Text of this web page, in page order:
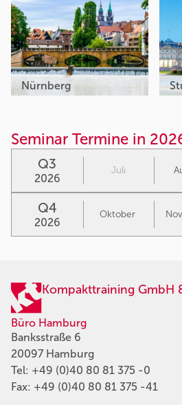
Nürnberg
Seminar Termine in
Q3
2026
Juli
Q4
2026
Oktober
Kompakttraining GmbH
Büro Hamburg
Banksstraße 6
20097 Hamburg
Tel: +49 (0)40 80 81 375 -0
Fax: +49 (0)40 80 81 375 -41